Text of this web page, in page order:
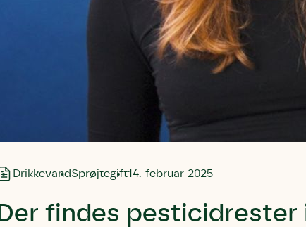
DrikkevandSprøjtegift14. februar 2025
Der findes pesticidrester